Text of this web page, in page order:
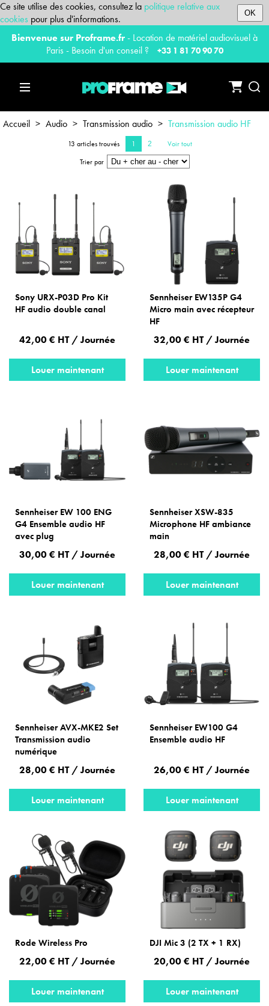
Ce site utilise des cookies, consultez la politique relative aux
cookies pour plus d'informations. OK
Bienvenue sur Proframe.fr- Location de matériel audiovisuel à
Paris - Besoin d'un conseil ?
+33 1 81 70 90 70
Accueil > Audio > Transmission audio > Transmission audio HF
13 articles trouvés 1 2
Voir tout
Trier par
Sony URX-P03D Pro Kit
HF audio double canal
42,00 € HT / Journée
Louer maintenant
Sennheiser EW135P G4
Micro main avec récepteur
HF
32,00 € HT / Journée
Louer maintenant
Sennheiser EW 100 ENG
G4 Ensemble audio HF
avec plug
30,00 € HT / Journée
Louer maintenant
Sennheiser XSW-835
Microphone HF ambiance
main
28,00 € HT / Journée
Louer maintenant
Sennheiser AVX-MKE2 Set
Transmission audio
numérique
28,00 € HT / Journée
Louer maintenant
Sennheiser EW100 G4
Ensemble audio HF
26,00 € HT / Journée
Louer maintenant
Rode Wireless Pro
22,00 € HT / Journée
Louer maintenant
DJI Mic 3 (2 TX + 1 RX)
20,00 € HT / Journée
Louer maintenant